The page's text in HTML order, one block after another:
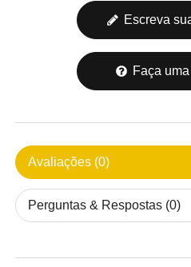
Escreva
Faça
Avaliações (0)
Perguntas & Respostas (0)